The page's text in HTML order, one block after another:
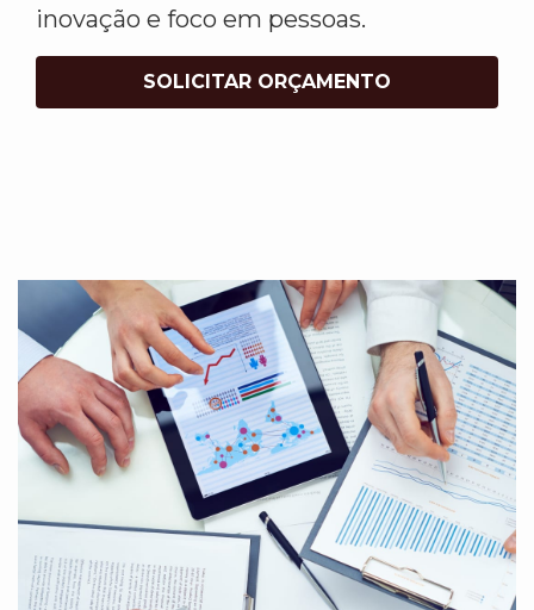
inovação e foco em pessoas.
SOLICITAR ORÇAMENTO